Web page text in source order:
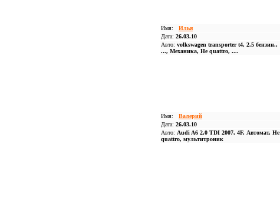
Имя: Илья
Дата: 26.03.10
Авто: volkswagen transporter t4, 2.5 бензин.,
..., Механика, Не quattro, ....
Имя: Валерий
Дата: 26.03.10
Авто: Audi A6 2,0 TDI 2007, 4F, Автомат, Не
quattro, мультитроник